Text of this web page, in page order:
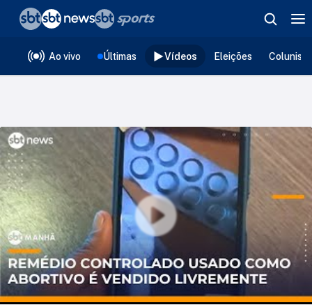
Ao vivo Últimas Vídeos Eleições
❮voltar
Editorias